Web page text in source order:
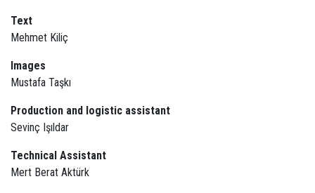
Text
Mehmet Kiliç
Images
Mustafa Taşkı
Production and logistic assistant
Sevinç Işıldar
Technical Assistant
Mert Berat Aktürk